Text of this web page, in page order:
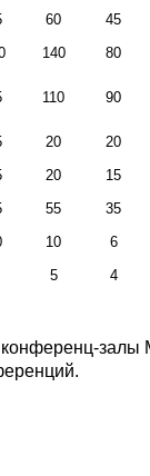
60 45
140
80
110 90
20 20
20 15
55 35
10 6
5 4
залы